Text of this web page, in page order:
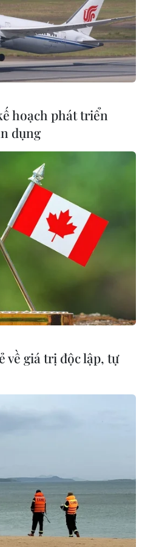
tố quan trọng
tạo làn da?
bổ sung tuyệt vời cho
lão hóa và làm sáng da
làn da khô; làm mờ sẹo
mụn để lại.
gây hại gì cho cơ
hoạch phát triển
dụng
về giá trị độc lập, tự